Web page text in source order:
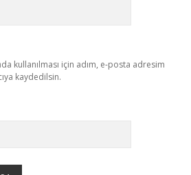
kullanılması için adım, e-posta adresim
kaydedilsin.